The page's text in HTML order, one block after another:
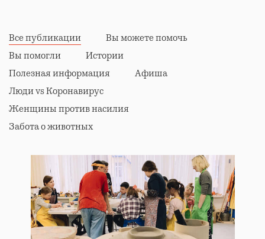
Все публикации
Вы можете помочь
Вы помогли
Истории
Полезная информация
Афиша
Люди vs Коронавирус
Женщины против насилия
Забота о животных